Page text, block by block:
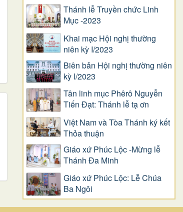
Thánh lễ Truyền chức Linh
Mục -2023
Khai mạc Hội nghị thường
niên kỳ I/2023
Biên bản Hội nghị thường niên
kỳ I/2023
Tân linh mục Phêrô Nguyễn
Tiến Đạt: Thánh lễ tạ ơn
Việt Nam và Tòa Thánh ký kết
Thỏa thuận
Giáo xứ Phúc Lộc -Mừng lễ
Thánh Đa Minh
Giáo xứ Phúc Lộc: Lễ Chúa
Ba Ngôi